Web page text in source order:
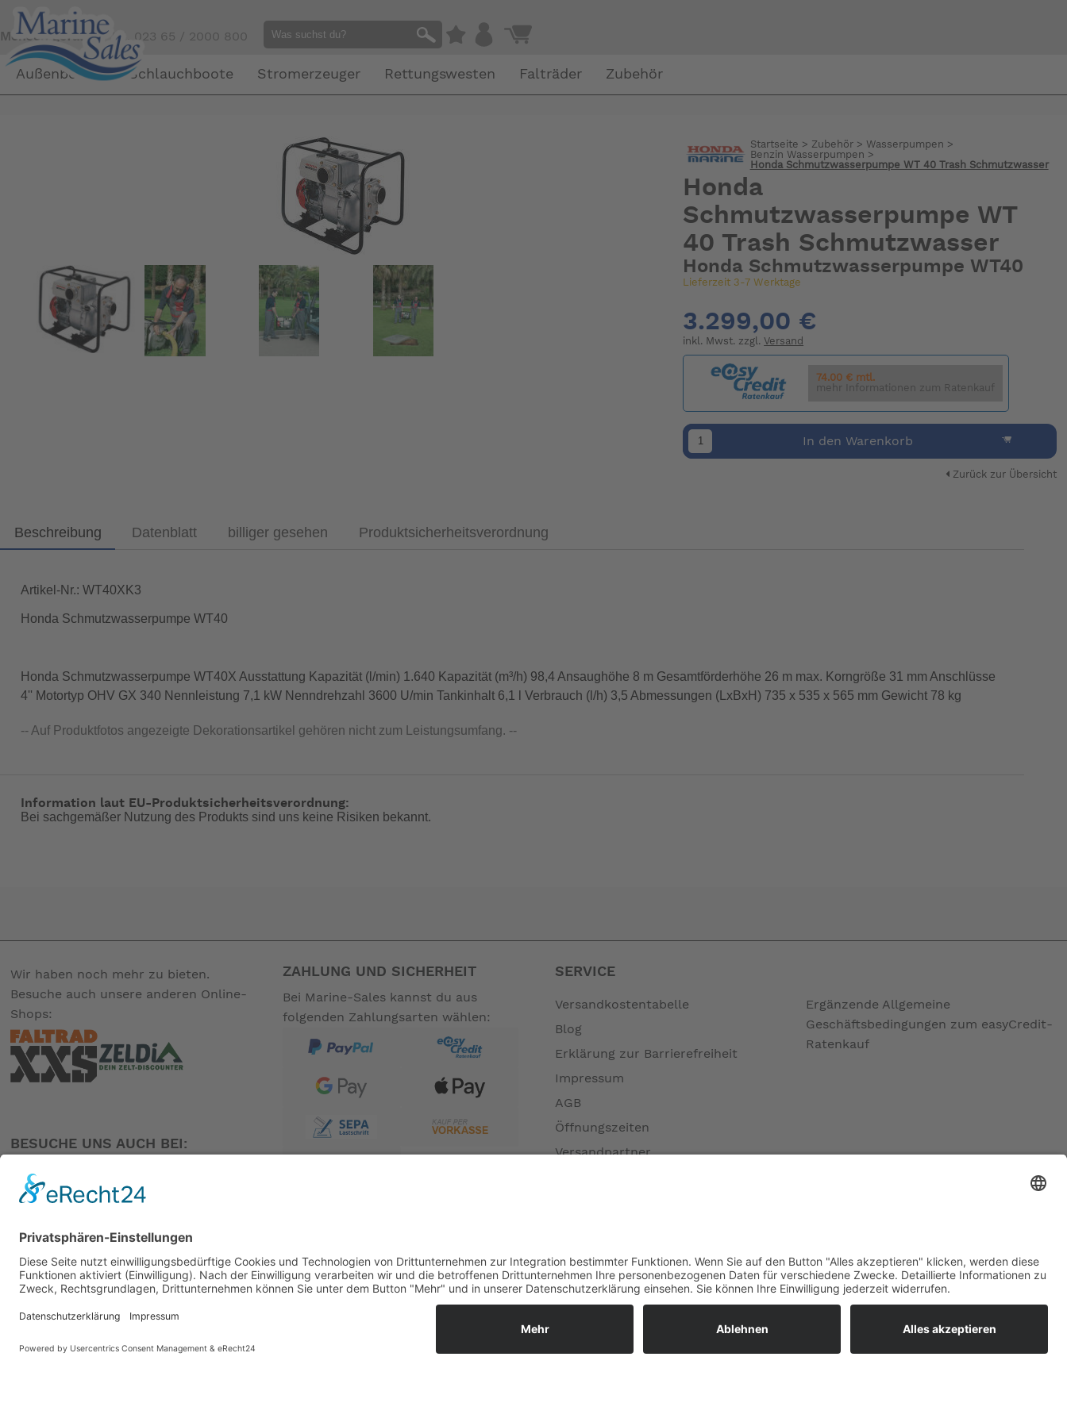
Mensch gefällig?Tel. 023 65 / 2000 800
Außenborder Schlauchboote Stromerzeuger Rettungswesten Falträder Zubehör
Startseite > Zubehör> Wasserpumpen >
Benzin Wasserpumpen >
Honda Schmutzwasserpumpe WT 40 Trash Schmutzwasser
Honda
Schmutzwasserpumpe WT
40 Trash Schmutzwasser
Honda Schmutzwasserpumpe WT40
Lieferzeit 3-7 Werktage
3.299,00 €
inkl. Mwst. zzgl.Versand
74.00 € mtl.
mehr Informationen zum Ratenkauf
In den Warenkorb
Zurück zur Übersicht
Beschreibung Datenblatt billiger gesehen Produktsicherheitsverordnung
Artikel-Nr.: WT40XK3
Honda Schmutzwasserpumpe WT40
Honda Schmutzwasserpumpe WT40X Ausstattung Kapazität (l/min) 1.640 Kapazität (m³/h) 98,4 Ansaughöhe 8 m Gesamtförderhöhe 26 m max. Korngröße 31 mm Anschlüsse
4'' Motortyp OHV GX 340 Nennleistung 7,1 kW Nenndrehzahl 3600 U/min Tankinhalt 6,1 l Verbrauch (l/h) 3,5 Abmessungen (LxBxH) 735 x 535 x 565 mm Gewicht 78 kg
-- Auf Produktfotos angezeigte Dekorationsartikel gehören nicht zum Leistungsumfang. --
Information laut EU-Produktsicherheitsverordnung:
Bei sachgemäßer Nutzung des Produkts sind uns keine Risiken bekannt.
Wir haben noch mehr zu bieten.
Besuche auch unsere anderen Online-
Shops:
BESUCHE UNS AUCH BEI:
ZAHLUNG UND SICHERHEIT
Bei Marine-Sales kannst du aus
folgenden Zahlungsarten wählen:
SERVICE
Versandkostentabelle
Blog
Erklärung zur Barrierefreiheit
Impressum
AGB
Öffnungszeiten
Versandpartner
Widerrufsrecht MS
Widerrufsrecht bei Dienstleistungen
Ergänzende Allgemeine
Geschäftsbedingungen zum easyCredit-
Ratenkauf